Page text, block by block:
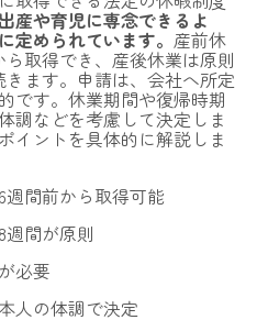
産や育児に専念できるよ
定められています。 産前休
取得でき、産後休業は原則
ます。申請は、会社へ所定
です。休業期間や復帰時期
調などを考慮して決定しま
イントを具体的に解説しま
週間前から取得可能
週間が原則
必要
人の体調で決定